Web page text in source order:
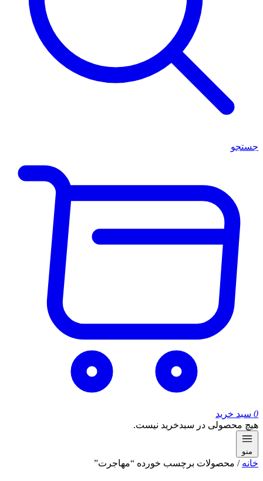
جستجو
0 سبد خرید
هیچ محصولی در سبدخرید نیست.
منو
خانه / محصولات برچسب خورده “مهاجرت”